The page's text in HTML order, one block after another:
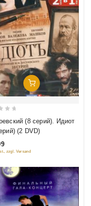
Добавить В Корзину
(8 серий). Идиот
(2 DVD)
zzgl. Versand